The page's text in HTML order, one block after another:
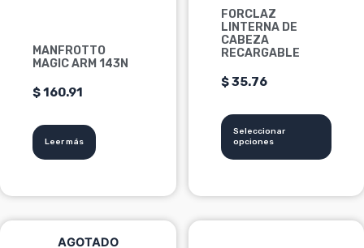
MANFROTTO
MAGIC ARM 143N
$160.91
Leer más
FORCLAZ
LINTERNA DE
CABEZA
RECARGABLE
$35.76
Seleccionar
opciones
opciones
se
pueden
en
página
de
AGOTADO